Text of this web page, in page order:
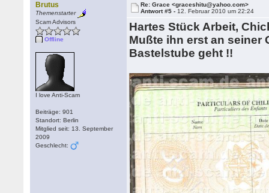
Brutus
Themenstarter
Scam Advisors
Offline
I love Anti-Scam
Beiträge: 901
Standort: Berlin
Mitglied seit: 13. September
2009
Geschlecht:
Re: Grace <graceshitu@yahoo.com>
Antwort #5 - 12. Februar 2010 um 22:24
Hartes Stück Arbeit,
Mußte ihn erst an seiner
Bastelstube geht !!